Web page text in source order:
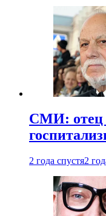
СМИ: отец
2 года спустя2